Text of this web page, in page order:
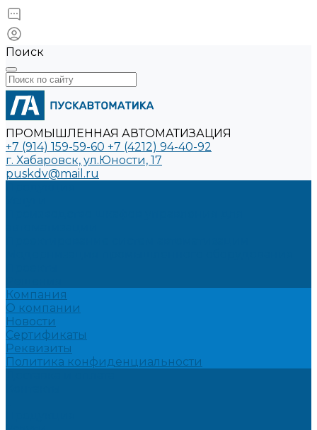
Поиск
ПРОМЫШЛЕННАЯ АВТОМАТИЗАЦИЯ
+7 (914) 159-59-60 +7 (4212) 94-40-92
г. Хабаровск, ул.Юности, 17
puskdv@mail.ru
Компания
О компании
Новости
Сертификаты
Реквизиты
Политика конфиденциальности